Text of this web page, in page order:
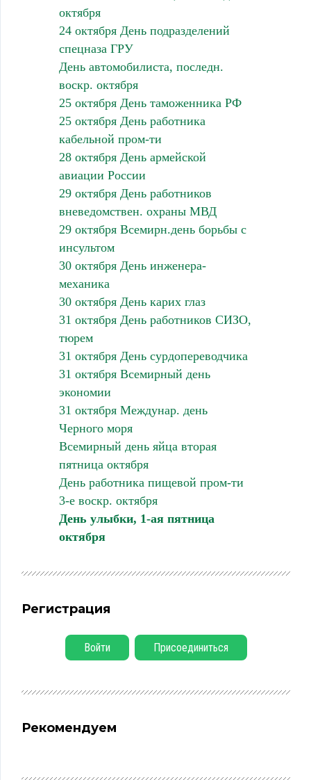
октября
24 октября День подразделений
спецназа ГРУ
День автомобилиста, последн.
воскр. октября
25 октября День таможенника РФ
25 октября День работника
кабельной пром-ти
28 октября День армейской
авиации России
29 октября День работников
вневедомствен. охраны МВД
29 октября Всемирн.день борьбы с
инсультом
30 октября День инженера-
механика
30 октября День карих глаз
31 октября День работников СИЗО,
тюрем
31 октября День сурдопереводчика
31 октября Всемирный день
экономии
31 октября Междунар. день
Черного моря
Всемирный день яйца вторая
пятница октября
День работника пищевой пром-ти
3-е воскр. октября
День улыбки, 1-ая пятница
октября
Регистрация
Войти Присоединиться
Рекомендуем